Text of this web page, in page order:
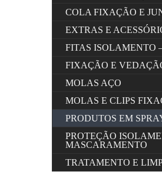
COLA FIXAÇÃO E
EXTRAS E
FITAS ISOLAMENTO
FIXAÇÃO E
MOLAS AÇO
MOLAS E CLIPS
PRODUTOS EM
PROTEÇÃO
MASCARAMENTO
TRATAMENTO E